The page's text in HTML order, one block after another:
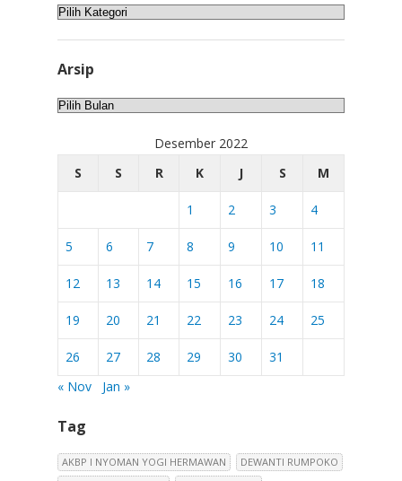
Kategori
Arsip
Arsip
Desember 2022
S
S R K J S M
1 2 3 4
5 6 7 8 9 10 11
12 13 14 15 16 17 18
19 20 21 22 23 24 25
26 27 28 29 30
31
« Nov
Jan »
Tag
AKBP I NYOMAN YOGI HERMAWAN
DEWANTI RUMPOKO